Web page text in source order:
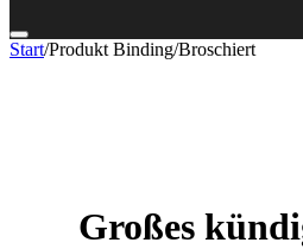
Start/Produkt Binding/Broschiert
Großes